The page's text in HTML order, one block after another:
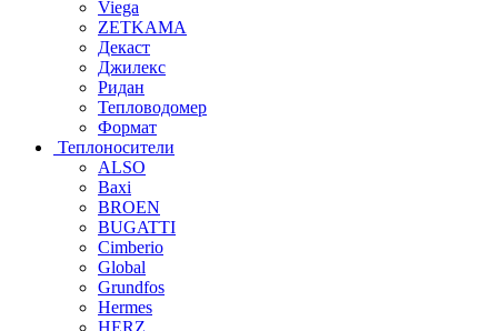
Viega
ZETKAMA
Декаст
Джилекс
Ридан
Тепловодомер
Формат
Теплоносители
ALSO
Baxi
BROEN
BUGATTI
Cimberio
Global
Grundfos
Hermes
HERZ